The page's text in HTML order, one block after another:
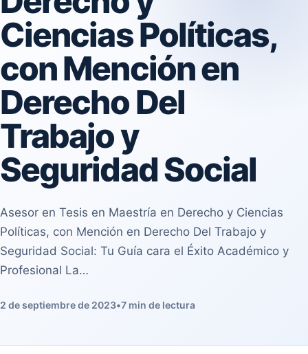
Ciencias Políticas,
con Mención en
Derecho Del
Trabajo y
Seguridad Social
Asesor en Tesis en Maestría en Derecho y Ciencias
Políticas, con Mención en Derecho Del Trabajo y
Seguridad Social: Tu Guía cara el Éxito Académico y
Profesional La…
2 de septiembre de 2023•7 min de lectura